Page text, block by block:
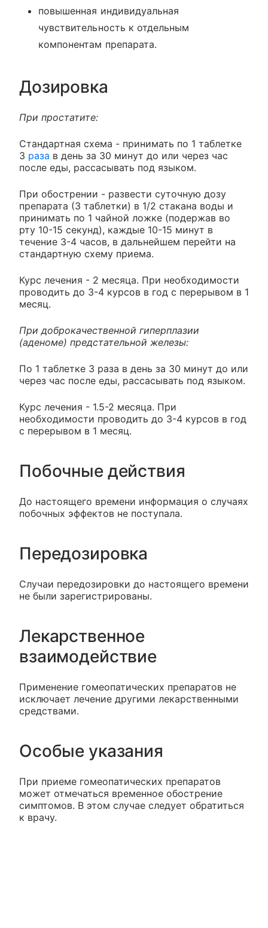
повышенная индивидуальная
чувствительность к отдельным
компонентам препарата.
Дозировка
При простатите:
Стандартная схема - принимать по 1 таблетке
3 раза в день за 30 минут до или через час
после еды, рассасывать под языком.
При обострении - развести суточную дозу
препарата (3 таблетки) в 1/2 стакана воды и
принимать по 1 чайной ложке (подержав во
рту 10-15 секунд), каждые 10-15 минут в
течение 3-4 часов, в дальнейшем перейти на
стандартную схему приема.
Курс лечения - 2 месяца. При необходимости
проводить до 3-4 курсов в год с перерывом в 1
месяц.
При доброкачественной гиперплазии
(аденоме) предстательной железы:
По 1 таблетке 3 раза в день за 30 минут до или
через час после еды, рассасывать под языком.
Курс лечения - 1.5-2 месяца. При
необходимости проводить до 3-4 курсов в год
с перерывом в 1 месяц.
Побочные действия
До настоящего времени информация о случаях
побочных эффектов не поступала.
Передозировка
Случаи передозировки до настоящего времени
не были зарегистрированы.
Лекарственное
взаимодействие
Применение гомеопатических препаратов не
исключает лечение другими лекарственными
средствами.
Особые указания
При приеме гомеопатических препаратов
может отмечаться временное обострение
симптомов. В этом случае следует обратиться
к врачу.